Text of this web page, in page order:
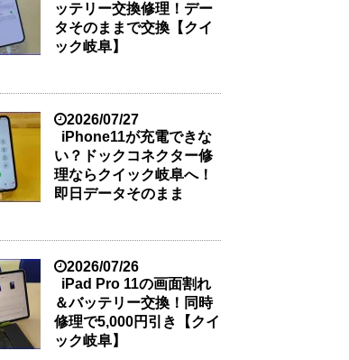
ッテリー交換修理！デー
タそのままで交換【クイ
ック岐阜】
2026/07/27
iPhone11が充電できな
い？ドックコネクター修
理ならクイック岐阜へ！
即日データそのまま
2026/07/26
iPad Pro 11の画面割れ
＆バッテリー交換！同時
修理で5,000円引き【クイ
ック岐阜】